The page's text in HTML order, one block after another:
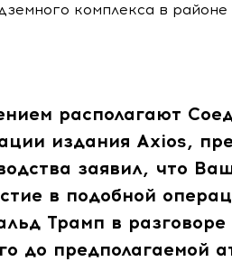
комплекса в
располагают
издания Axios,
заявил, что
в подобной
Трамп в
до предполагаемой